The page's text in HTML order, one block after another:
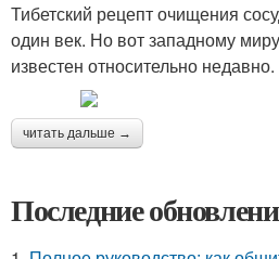
Тибетский рецепт очищения
один век. Но вот западному
известен относительно недавно.
читать дальше →
Последние